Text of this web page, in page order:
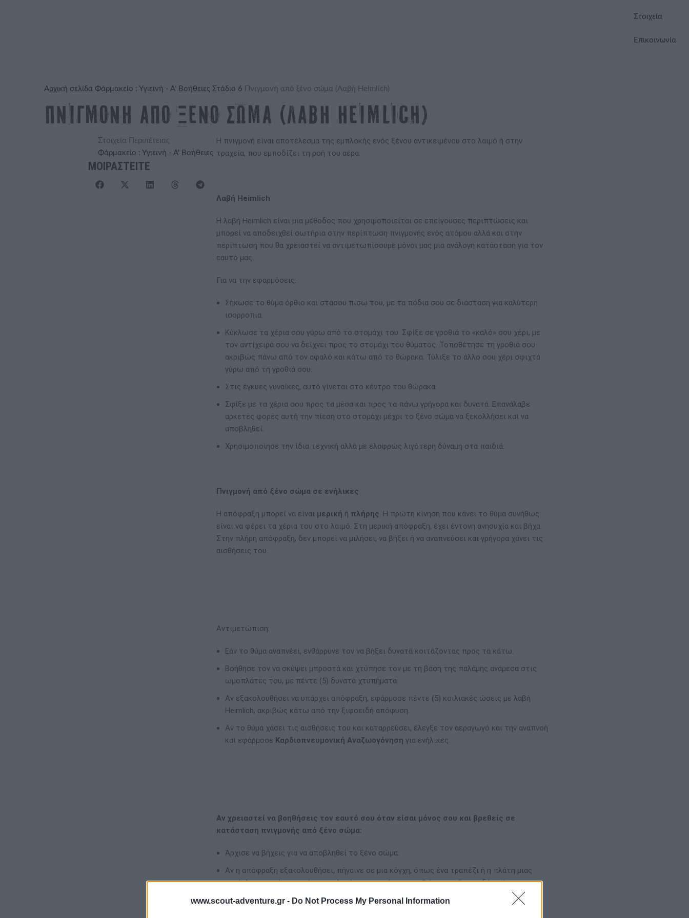
www.scout-adventure.gr - Do Not Process My Personal Information
Στοιχεία
Επικοινωνία
Αρχική σελίδα Φάρμακείο : Υγιεινή - Α' Βοήθειες Στάδιο 6 Πνιγμονή από ξένο σώμα (Λαβή Heimlich)
Πνιγμονή από ξένο σώμα (Λαβή Heimlich)
Στοιχεία Περιπέτειας
Φάρμακείο : Υγιεινή - Α' Βοήθειες
ΜΟΙΡΑΣΤΕΙΤΕ
Η πνιγμονή είναι αποτέλεσμα της εμπλοκής ενός ξένου αντικειμένου στο λαιμό ή στην
τραχεία, που εμποδίζει τη ροή του αέρα.
Λαβή Heimlich
Η λαβή Heimlich είναι μια μέθοδος που χρησιμοποιείται σε επείγουσες περιπτώσεις και
μπορεί να αποδειχθεί σωτήρια στην περίπτωση πνιγμονής ενός ατόμου αλλά και στην
περίπτωση που θα χρειαστεί να αντιμετωπίσουμε μόνοι μας μια ανάλογη κατάσταση για τον
εαυτό μας.
Για να την εφαρμόσεις:
Σήκωσε το θύμα όρθιο και στάσου πίσω του, με τα πόδια σου σε διάσταση για καλύτερη
ισορροπία.
Κύκλωσε τα χέρια σου γύρω από το στομάχι του. Σφίξε σε γροθιά το «καλό» σου χέρι, με
τον αντίχειρά σου να δείχνει προς το στομάχι του θύματος. Τοποθέτησε τη γροθιά σου
ακριβώς πάνω από τον αφαλό και κάτω από το θώρακα. Τύλιξε το άλλο σου χέρι σφιχτά
γύρω από τη γροθιά σου.
Στις έγκυες γυναίκες, αυτό γίνεται στο κέντρο του θώρακα.
Σφίξε με τα χέρια σου προς τα μέσα και προς τα πάνω γρήγορα και δυνατά. Επανάλαβε
αρκετές φορές αυτή την πίεση στο στομάχι μέχρι το ξένο σώμα να ξεκολλήσει και να
αποβληθεί.
Χρησιμοποίησε την ίδια τεχνική αλλά με ελαφρώς λιγότερη δύναμη στα παιδιά.
Πνιγμονή από ξένο σώμα σε ενήλικες
Η απόφραξη μπορεί να είναι μερική ή πλήρης. Η πρώτη κίνηση που κάνει το θύμα συνήθως
είναι να φέρει τα χέρια του στο λαιμό. Στη μερική απόφραξη, έχει έντονη ανησυχία και βήχα.
Στην πλήρη απόφραξη, δεν μπορεί να μιλήσει, να βήξει ή να αναπνεύσει και γρήγορα χάνει τις
αισθήσεις του.
Αντιμετώπιση:
Εάν το θύμα αναπνέει, ενθάρρυνε τον να βήξει δυνατά κοιτάζοντας προς τα κάτω.
Βοήθησε τον να σκύψει μπροστά και χτύπησε τον με τη βάση της παλάμης ανάμεσα στις
ωμοπλάτες του, με πέντε (5) δυνατά χτυπήματα.
Αν εξακολουθήσει να υπάρχει απόφραξη, εφάρμοσε πέντε (5) κοιλιακές ώσεις με λαβή
Heimlich, ακριβώς κάτω από την ξιφοειδή απόφυση.
Αν το θύμα χάσει τις αισθήσεις του και καταρρεύσει, έλεγξε τον αεραγωγό και την αναπνοή
και εφάρμοσε Καρδιοπνευμονική Αναζωογόνηση για ενήλικες.
Αν χρειαστεί να βοηθήσεις τον εαυτό σου όταν είσαι μόνος σου και βρεθείς σε
κατάσταση πνιγμονής από ξένο σώμα:
Άρχισε να βήχεις για να αποβληθεί το ξένο σώμα.
Αν η απόφραξη εξακολουθήσει, πήγαινε σε μια κόγχη, όπως ένα τραπέζι ή η πλάτη μιας
καρέκλας και πίεσε εκεί που τελειώνει το στέρνο, ακριβώς στην ξιφοειδή απόφυση.